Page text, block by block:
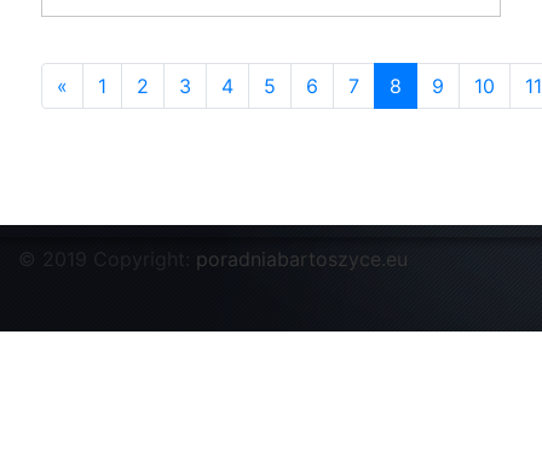
« 1 2 3 4 5 6 7 8 9 10 11
© 2019 Copyright: poradniabartoszyce.eu